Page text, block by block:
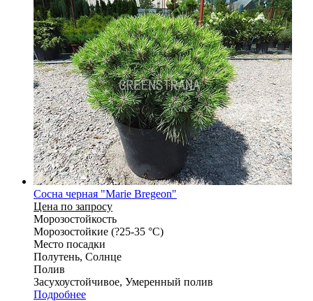
Сосна черная "Marie Bregeon"
Цена по запросу
Морозостойкость
Морозостойкие (?25-35 °С)
Место посадки
Полутень, Солнце
Полив
Засухоустойчивое, Умеренный полив
Подробнее